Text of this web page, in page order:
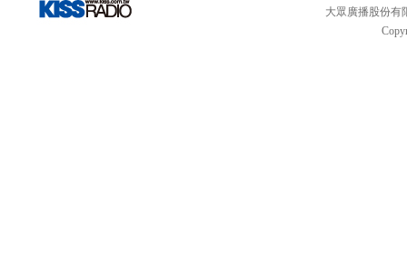
大眾廣播股份有